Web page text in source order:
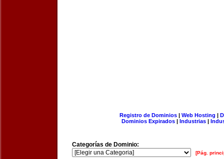
Registro de Dominios| Web Hosting |
Dominios Expirados | Industrias |
Categorías de Dominio:
[Pág.